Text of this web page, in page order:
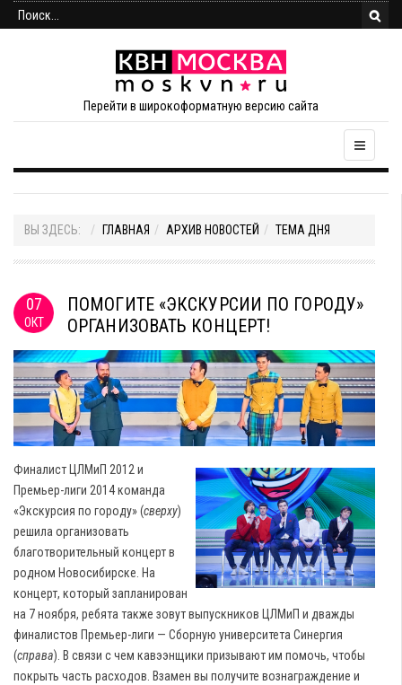
Перейти в широкоформатную версию сайта
ВЫ ЗДЕСЬ: ГЛАВНАЯ АРХИВ НОВОСТЕЙ ТЕМА ДНЯ
07
ОКТ
ПОМОГИТЕ «ЭКСКУРСИИ ПО ГОРОДУ»
ОРГАНИЗОВАТЬ КОНЦЕРТ!
Финалист ЦЛМиП 2012 и
Премьер-лиги 2014 команда
«Экскурсия по городу» (сверху)
решила организовать
благотворительный концерт в
родном Новосибирске. На
концерт, который запланирован
на 7 ноября, ребята также зовут выпускников ЦЛМиП и дважды
финалистов Премьер-лиги — Сборную университета Синергия
(справа). В связи с чем кавээнщики призывают им помочь, чтобы
покрыть часть расходов. Взамен вы получите вознаграждение и